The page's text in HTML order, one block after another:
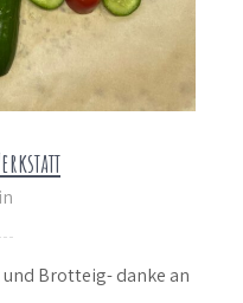
und Brotteig- danke an